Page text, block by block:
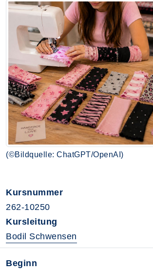
(©Bildquelle: ChatGPT/OpenAI)
Kursnummer
262-10250
Kursleitung
Bodil Schwensen
Beginn